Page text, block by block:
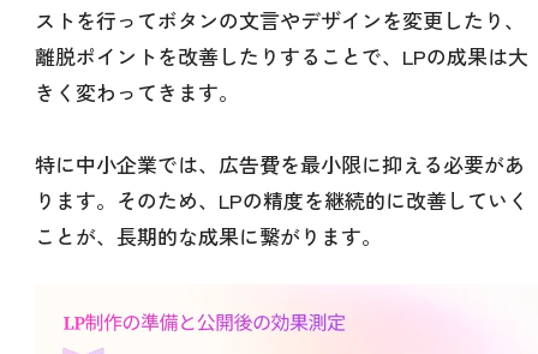
ストを行ってボタンの文言やデザインを変更したり、
離脱ポイントを改善したりすることで、LPの成果は大
きく変わってきます。
特に中小企業では、広告費を最小限に抑える必要があ
ります。そのため、LPの精度を継続的に改善していく
ことが、長期的な成果に繋がります。